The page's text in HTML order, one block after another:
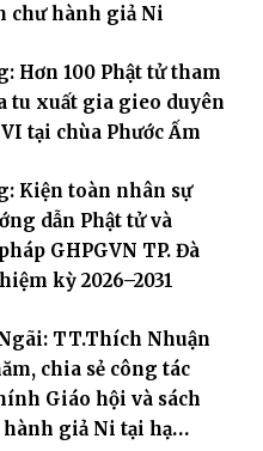
chư hành giả Ni
Hơn 100 Phật tử tham
tu xuất gia gieo duyên
tại chùa Phước Ấm
Kiện toàn nhân sự
dẫn Phật tử và
GHPGVN TP. Đà
kỳ 2026–2031
TT.Thích Nhuận
chia sẻ công tác
Giáo hội và sách
hành giả Ni tại hạ